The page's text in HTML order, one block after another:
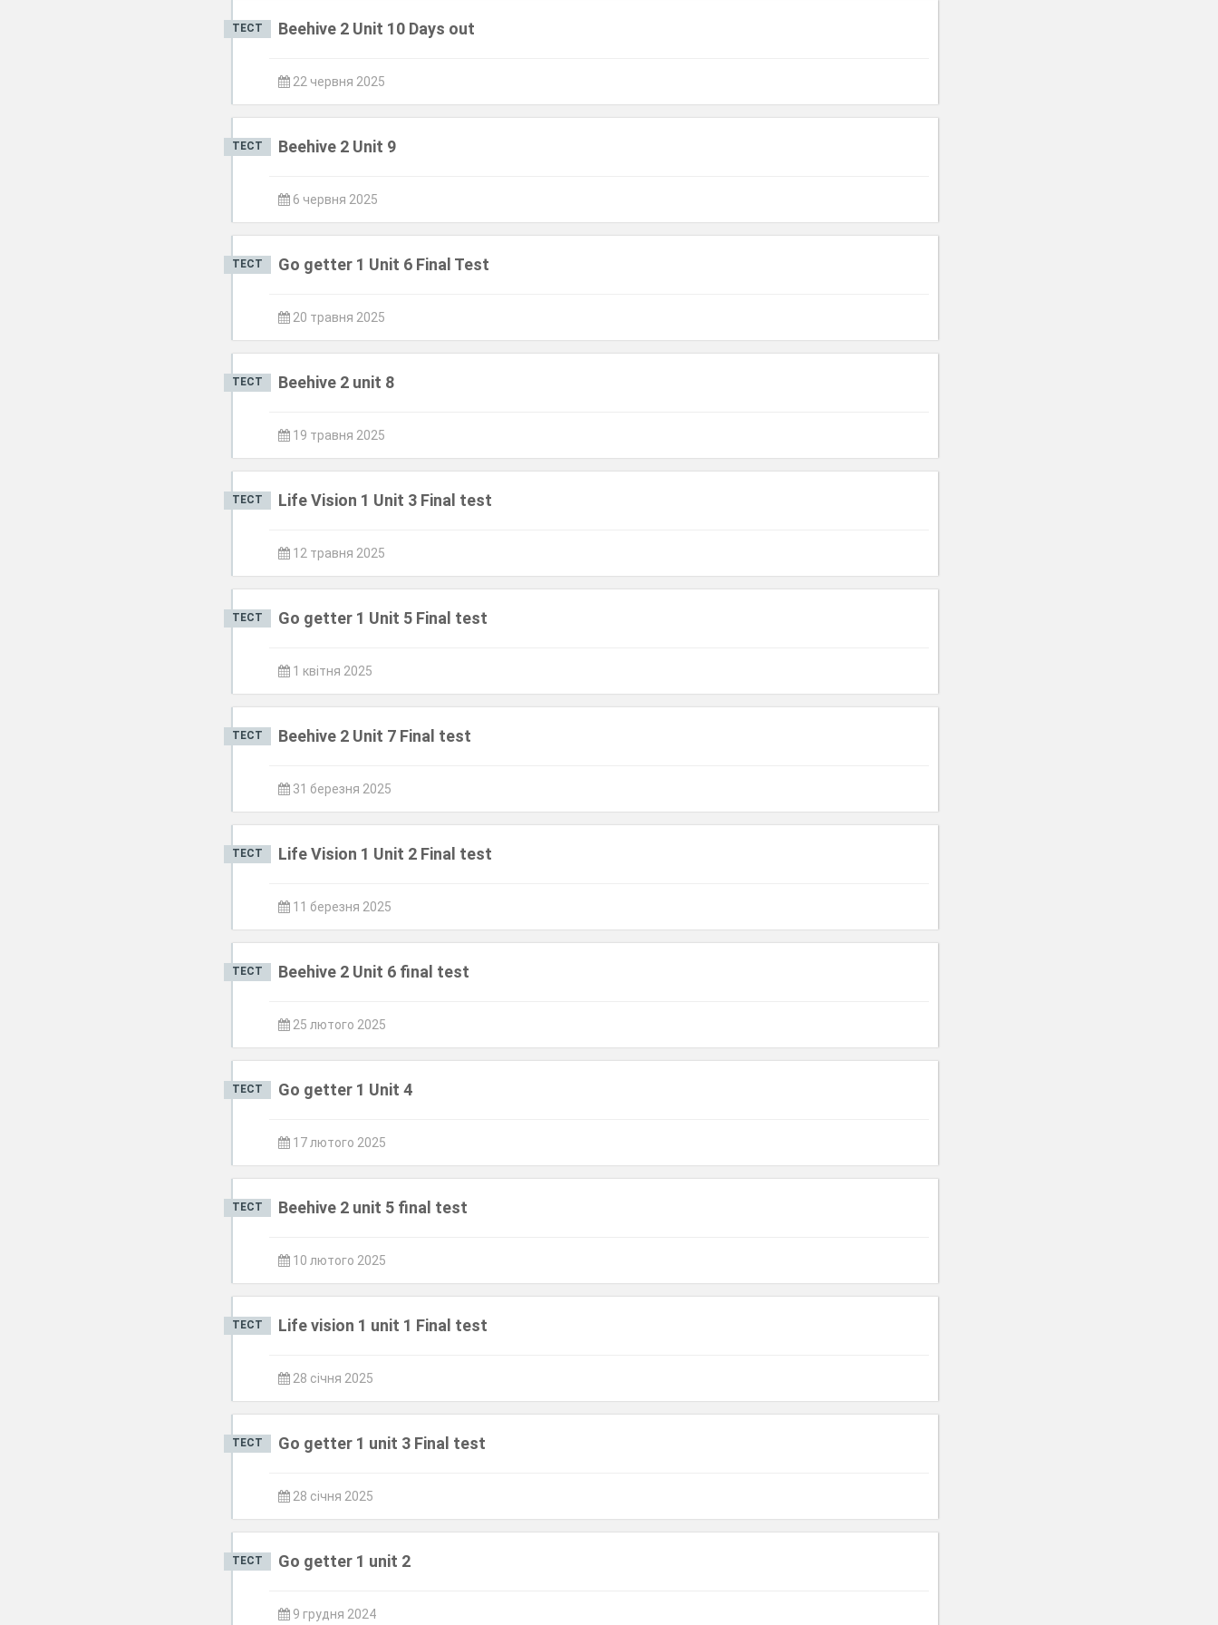
ТЕСТ Beehive 2 Unit 10 Days out
22 червня 2025
ТЕСТ Beehive 2 Unit 9
6 червня 2025
ТЕСТ Go getter 1 Unit 6 Final Test
20 травня 2025
ТЕСТ Beehive 2 unit 8
19 травня 2025
ТЕСТ Life Vision 1 Unit 3 Final test
12 травня 2025
ТЕСТ Go getter 1 Unit 5 Final test
1 квітня 2025
ТЕСТ Beehive 2 Unit 7 Final test
31 березня 2025
ТЕСТ Life Vision 1 Unit 2 Final test
11 березня 2025
ТЕСТ Beehive 2 Unit 6 final test
25 лютого 2025
ТЕСТ Go getter 1 Unit 4
17 лютого 2025
ТЕСТ Beehive 2 unit 5 final test
10 лютого 2025
ТЕСТ Life vision 1 unit 1 Final test
28 січня 2025
ТЕСТ Go getter 1 unit 3 Final test
28 січня 2025
ТЕСТ Go getter 1 unit 2
9 грудня 2024